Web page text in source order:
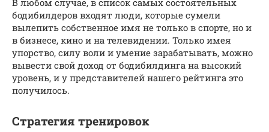
В любом случае, в список самых состоятельных
бодибилдеров входят люди, которые сумели
вылепить собственное имя не только в спорте, но и
в бизнесе, кино и на телевидении. Только имея
упорство, силу воли и умение зарабатывать, можно
вывести свой доход от бодибилдинга на высокий
уровень, и у представителей нашего рейтинга это
получилось.
Стратегия тренировок